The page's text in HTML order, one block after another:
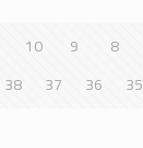
8
9
10
35
36
37
38